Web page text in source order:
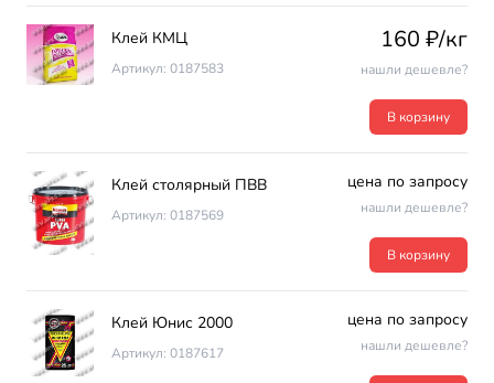
Клей КМЦ
Артикул: 0187583
160 ₽/кг
нашли дешевле?
В корзину
Клей столярный ПВВ
Артикул: 0187569
цена по запросу
нашли дешевле?
В корзину
Клей Юнис 2000
Артикул: 0187617
цена по запросу
нашли дешевле?